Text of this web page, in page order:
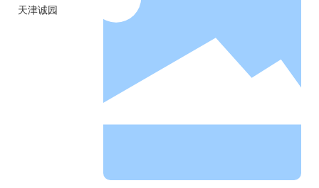
天津诚园